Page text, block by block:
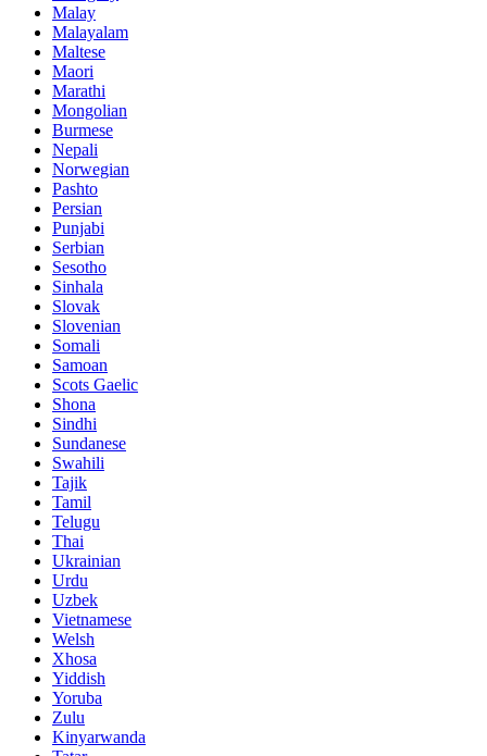
Malay
Malayalam
Maltese
Maori
Marathi
Mongolian
Burmese
Nepali
Norwegian
Pashto
Persian
Punjabi
Serbian
Sesotho
Sinhala
Slovak
Slovenian
Somali
Samoan
Scots Gaelic
Shona
Sindhi
Sundanese
Swahili
Tajik
Tamil
Telugu
Thai
Ukrainian
Urdu
Uzbek
Vietnamese
Welsh
Xhosa
Yiddish
Yoruba
Zulu
Kinyarwanda